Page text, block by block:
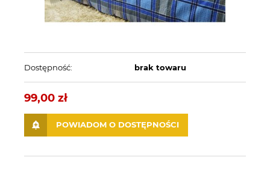
Dostępność: brak towaru
99,00 zł
POWIADOM O DOSTĘPNOŚCI